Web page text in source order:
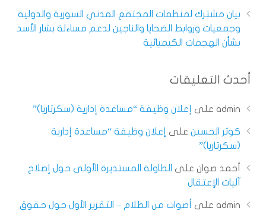
بيان مشترك لمنظمات المجتمع المدني السورية والدولية
وجمعيات وروابط الضحايا والناجين لدعم مساءلة بشار الأسد
بشأن الهجمات الكيميائية
أحدث التعليقات
admin على إعلان وظيفة “مساعدة إدارية (سكرتاريا)”
كوثر الحسين على
إعلان وظيفة “مساعدة إدارية
(سكرتاريا)”
أحمد صوان على الطاولة المستديرة الأولى حول إصلاح
آليات الإعتقال
admin على
أصوات من الظلام – التقرير الأول حول حقوق